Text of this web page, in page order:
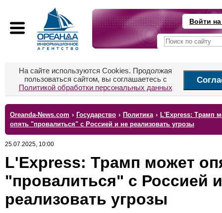
Войти
На сайте используются Cookies. Продолжая
пользоваться сайтом, вы соглашаетесь с
Политикой обработки персональных данных
Oreanda-News.com › Государство › Политика › L'Express: Трамп
опять "провалиться" с Россией и не реализовать угрозы
25.07.2025, 10:00
L'Express: Трамп может
"провалиться" с Россией
реализовать угрозы